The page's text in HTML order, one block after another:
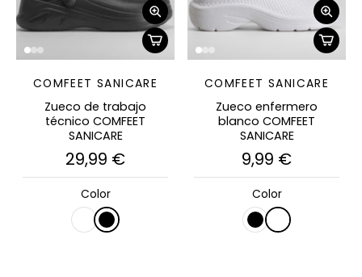
COMFEET SANICARE
Zueco de trabajo
técnico COMFEET
SANICARE
29,99 €
Color
COMFEET SANICARE
Zueco enfermero
blanco COMFEET
SANICARE
9,99 €
Color